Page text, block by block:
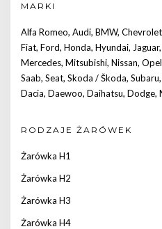
MARKI
Alfa Romeo, Audi, BMW, Chevrolet
Fiat, Ford, Honda, Hyundai, Jaguar,
Mercedes, Mitsubishi, Nissan, Opel
Saab, Seat, Skoda / Škoda, Subaru,
Dacia, Daewoo, Daihatsu, Dodge,
RODZAJE ŻARÓWEK
Żarówka H1
Żarówka H2
Żarówka H3
Żarówka H4